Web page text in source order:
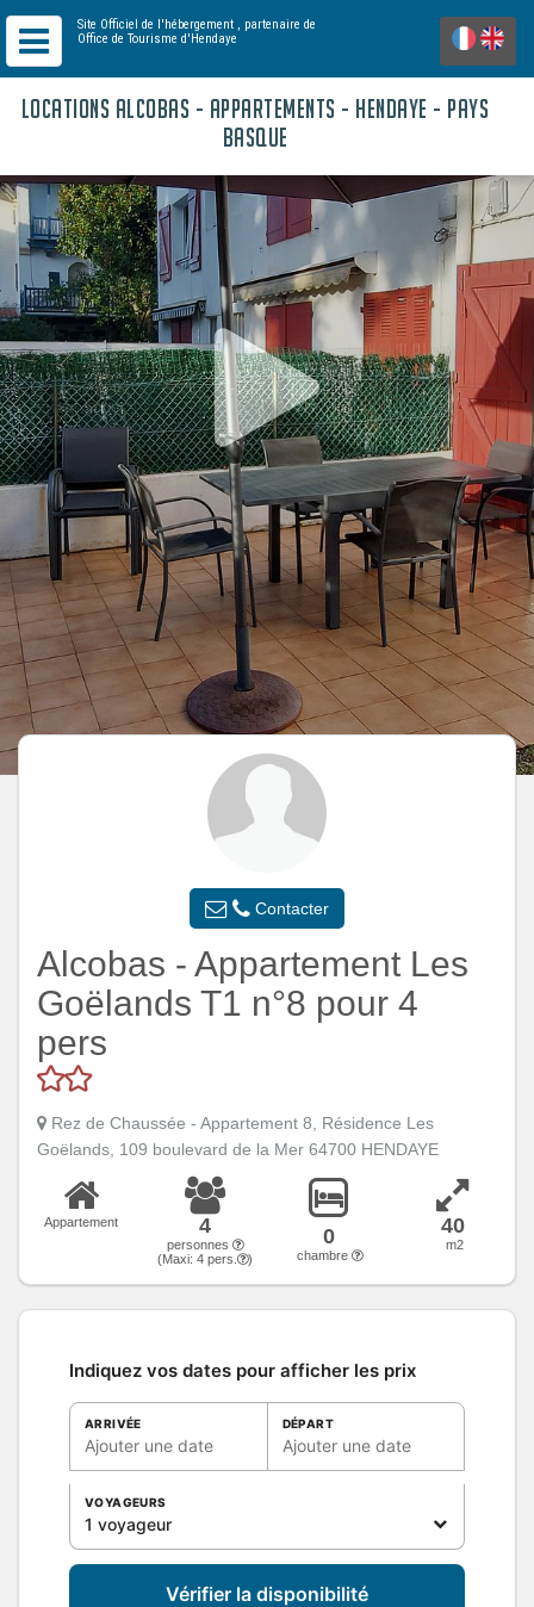
Site Officiel de l'hébergement , partenaire de
Office de Tourisme d'Hendaye
LOCATIONS ALCOBAS - APPARTEMENTS - HENDAYE - PAYS
BASQUE
Contacter
Alcobas - Appartement Les
Goëlands T1 n°8 pour 4
pers
Rez de Chaussée - Appartement 8, Résidence Les
Goëlands, 109 boulevard de la Mer 64700 HENDAYE
Appartement 4
personnes
(Maxi: 4 pers. )
0
chambre
40
m2
Indiquez vos dates pour afficher les prix
ARRIVÉE
Ajouter une date
DÉPART
Ajouter une date
VOYAGEURS
1 voyageur
Vérifier la disponibilité